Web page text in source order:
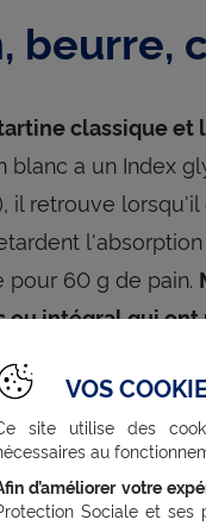
beurre,
classique et
blanc a un Index
il retrouve
pour 60 g de pain.
ou intégral qui ont
et
Nutella
VOS
site utilise des
au
d’améliorer votre
Sociale et ses